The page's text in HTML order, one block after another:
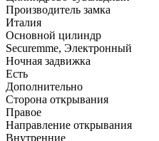
Производитель замка
Италия
Основной цилиндр
Securemme, Электронный
Ночная задвижка
Есть
Дополнительно
Сторона открывания
Правое
Направление открывания
Внутренние